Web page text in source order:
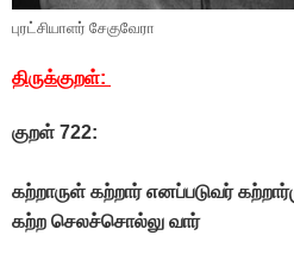
புரட்சியாளர் சேகுவேரா
திருக்குறள்:
குறள் 722:
கற்றாருள் கற்றார் எனப்படுவர்
கற்ற செலச்சொல்லு வார்